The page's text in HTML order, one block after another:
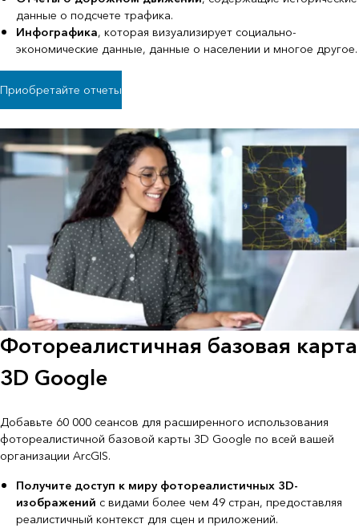
данные о подсчете трафика.
Инфографика, которая визуализирует социально-
экономические данные, данные о населении и многое другое.
Приобретайте отчеты
Фотореалистичная базовая карта
3D Google
Добавьте 60 000 сеансов для расширенного использования
фотореалистичной базовой карты 3D Google по всей вашей
организации ArcGIS.
Получите доступ к миру фотореалистичных 3D-
изображений с видами более чем 49 стран, предоставляя
реалистичный контекст для сцен и приложений.